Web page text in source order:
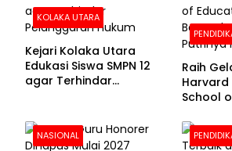
KOLAKA UTARA
Kejari Kolaka Utara
Edukasi Siswa SMPN 12
agar Terhindar
Raih
School
Foto
Ijazah
NASIONAL